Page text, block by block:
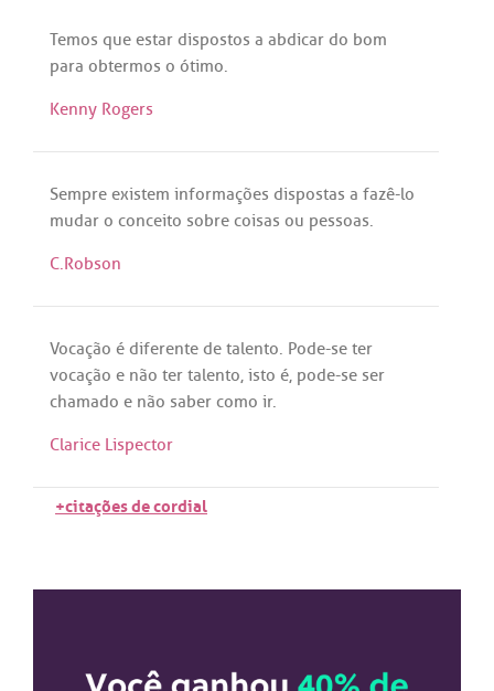
Temos que estar dispostos a abdicar do bom
para obtermos o ótimo.
Kenny Rogers
Sempre existem informações dispostas a fazê-lo
mudar o conceito sobre coisas ou pessoas.
C.Robson
Vocação é diferente de talento. Pode-se ter
vocação e não ter talento, isto é, pode-se ser
chamado e não saber como ir.
Clarice Lispector
+citações de cordial